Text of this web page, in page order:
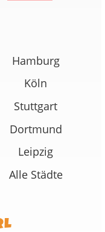
Hamburg
Köln
Stuttgart
Dortmund
Leipzig
Alle Städte